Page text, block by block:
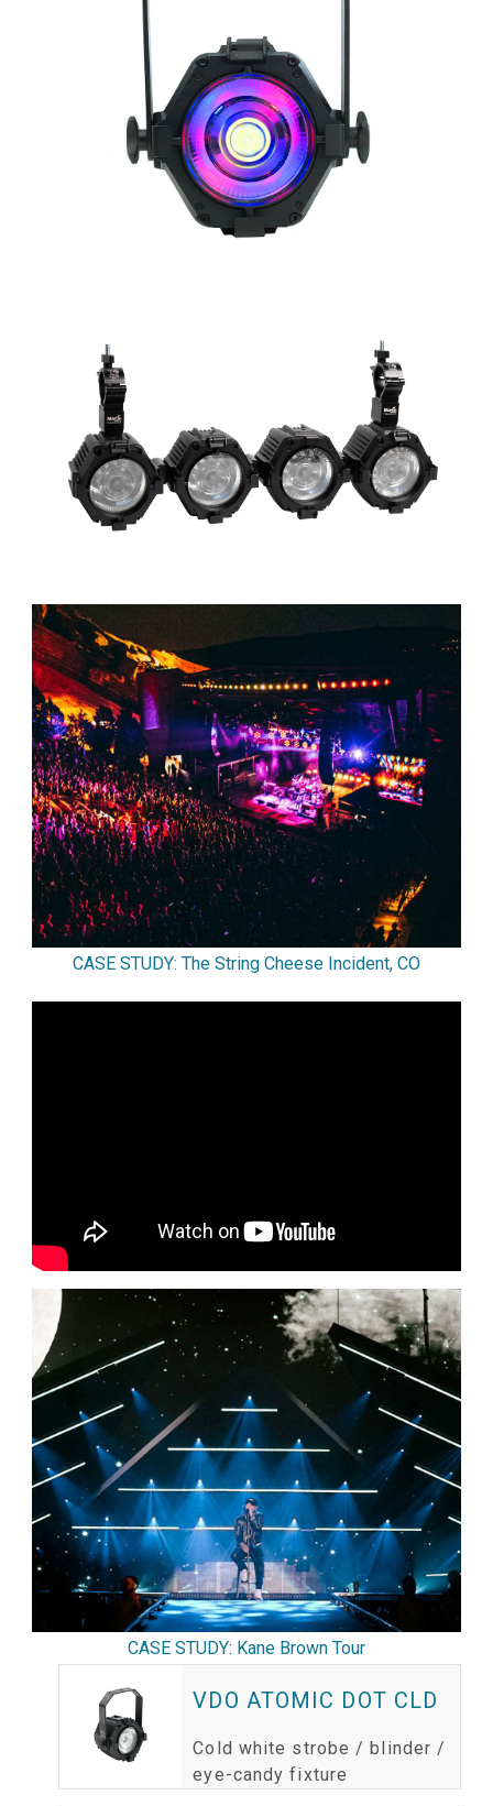
CASE STUDY: The String Cheese Incident, CO
CASE STUDY: Kane Brown Tour
VDO ATOMIC DOT CLD
Cold white strobe / blinder /
eye-candy fixture